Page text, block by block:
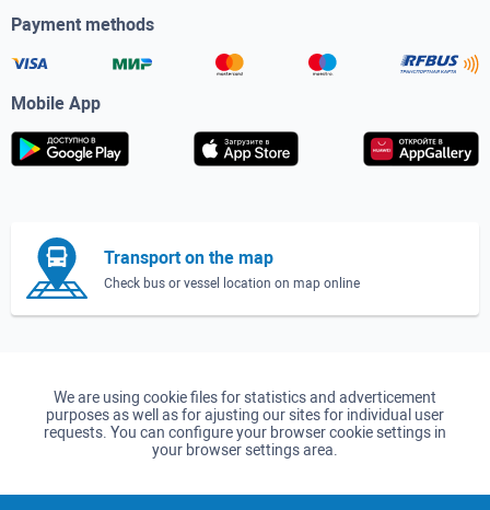
Payment methods
Mobile App
Transport on the map
Check bus or vessel location on map online
We are using cookie files for statistics and adverticement
purposes as well as for ajusting our sites for individual user
requests. You can configure your browser cookie settings in
your browser settings area.